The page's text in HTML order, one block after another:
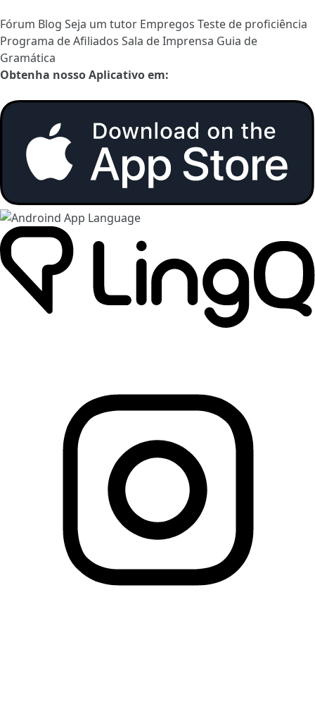
Fórum Blog Seja um tutor Empregos Teste de proficiência
Programa de Afiliados Sala de Imprensa Guia de
Gramática
Obtenha nosso Aplicativo em: